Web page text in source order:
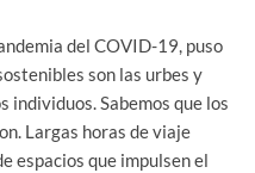
del COVID-19, puso
son las urbes y
individuos. Sabemos que los
Largas horas de viaje
espacios que impulsen el